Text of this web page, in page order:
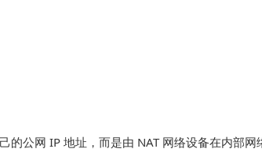
的公网 IP 地址，而是由 NAT 网络设备在内部网